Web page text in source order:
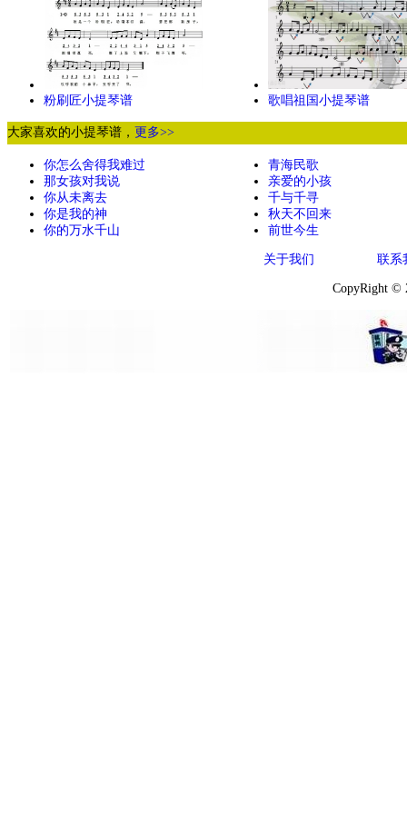
粉刷匠小提琴谱 歌唱祖国小提琴谱
大家喜欢的小提琴谱， 更多>>
你怎么舍得我难过
那女孩对我说
你从未离去
你是我的神
你的万水千山
青海民歌
亲爱的小孩
千与千寻
秋天不回来
前世今生
关于我们 联系
CopyRight ©